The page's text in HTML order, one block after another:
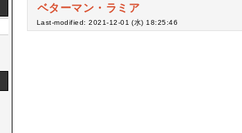
ベターマン・ラミア
Last-modified: 2021-12-01 (水) 18:25:46